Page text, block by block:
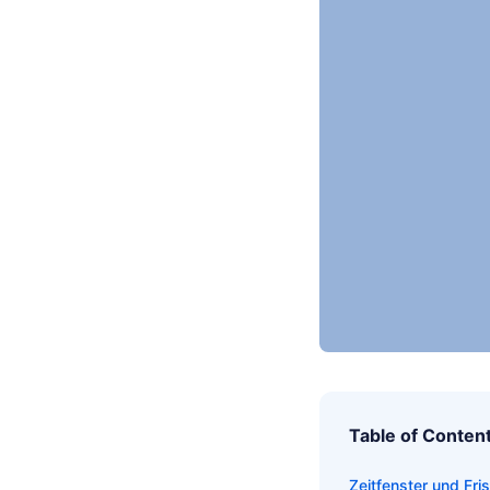
Table of
Zeitfenster und